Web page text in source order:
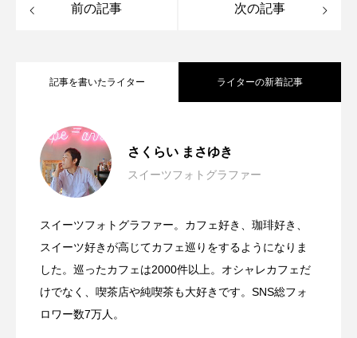
前の記事 次の記事
記事を書いたライター ライターの新着記事
さくらい まさゆき
スイーツフォトグラファー
スイーツフォトグラファー。カフェ好き、珈琲好き、
スイーツ好きが高じてカフェ巡りをするようになりま
した。巡ったカフェは2000件以上。オシャレカフェだ
けでなく、喫茶店や純喫茶も大好きです。SNS総フォ
ロワー数7万人。
2026.03.17
パフェ」
2026.03.15
リー＆桜のアフタヌーンティー
2026.03.13 いちごの王様を堪能！ホテルニューオー
タニ幕張の「スーパースイーツビュッフ